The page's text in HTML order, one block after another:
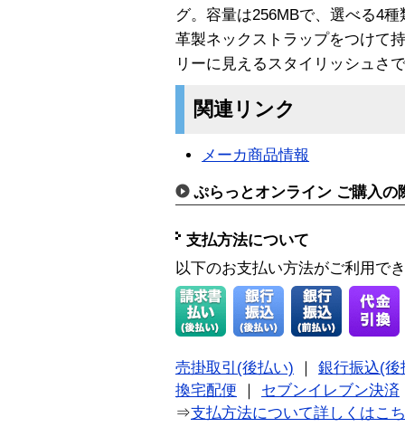
グ。容量は256MBで、選べる4
革製ネックストラップをつけて
リーに見えるスタイリッシュさ
関連リンク
メーカ商品情報
ぷらっとオンライン ご購入の
支払方法について
以下のお支払い方法がご利用で
売掛取引(後払い)
銀行振込(後
換宅配便
セブンイレブン決済
⇒支払方法について詳しくはこ